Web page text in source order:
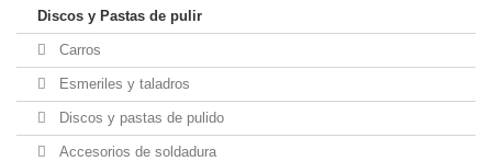
Discos y Pastas de pulir
Carros
Esmeriles y taladros
Discos y pastas de pulido
Accesorios de soldadura